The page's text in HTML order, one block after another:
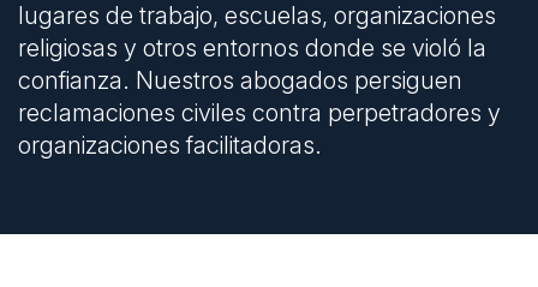
lugares de trabajo, escuelas, organizaciones
religiosas y otros entornos donde se violó la
confianza. Nuestros abogados persiguen
reclamaciones civiles contra perpetradores y
organizaciones facilitadoras.